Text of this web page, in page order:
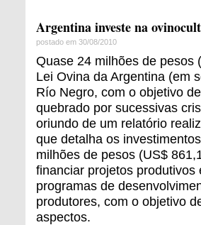
Argentina investe na
postado em 30/08/2010
Quase 24 milhões de pesos
Lei Ovina da Argentina (em
Río Negro, com o objetivo
quebrado por sucessivas
oriundo de um relatório
que detalha os
milhões de pesos (US$
financiar projetos
programas de
produtores, com o objetivo
aspectos.